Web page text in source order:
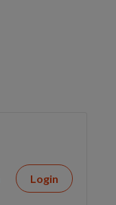
Login